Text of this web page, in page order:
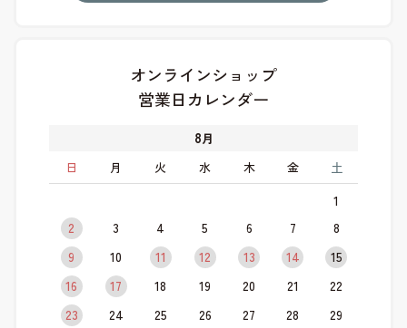
オンラインショップ
営業日カレンダー
8月
日
月 火 水 木 金 土
1
2
3 4 5 6 7
8
9
10 11 12 13 14
15
16
17 18 19 20 21
22
23
24 25 26 27 28
29